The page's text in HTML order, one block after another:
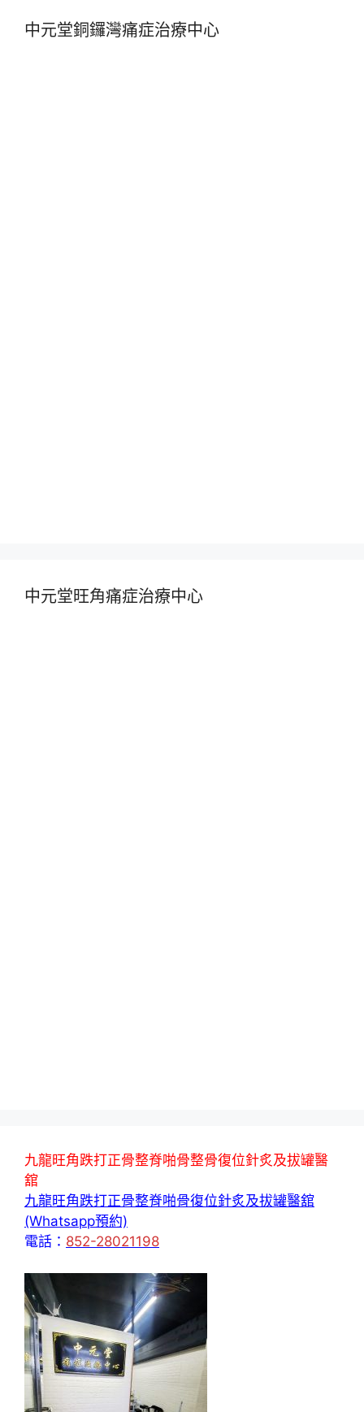
中元堂銅鑼灣痛症治療中心
中元堂旺角痛症治療中心
九龍旺角跌打正骨整脊啪骨整骨復位針炙及拔罐醫
舘
九龍旺角跌打正骨整脊啪骨復位針炙及拔罐醫舘
(Whatsapp預約)
電話： 852-28021198